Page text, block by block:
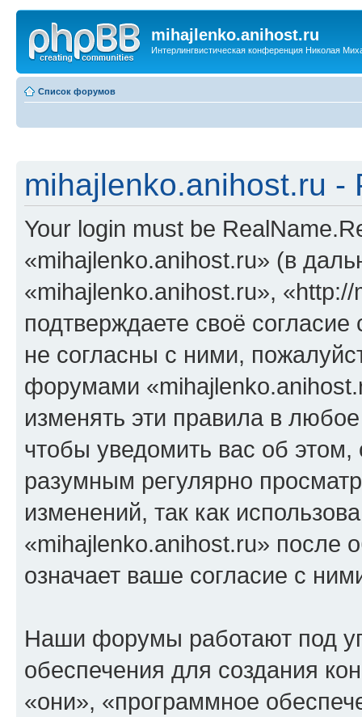
mihajlenko.anihost.ru
Интерлингвистическая конференция Николая
Список форумов
mihajlenko.anihost.ru -
Your login must be
«mihajlenko.anihost.ru» (в
«mihajlenko.anihost.ru»,
подтверждаете своё
не согласны с ними,
форумами
изменять эти правила в
чтобы уведомить вас об
разумным регулярно
изменений, так как
«mihajlenko.anihost.ru» после
означает ваше согласие с
Наши форумы работают под
обеспечения для создания
«они», «программное